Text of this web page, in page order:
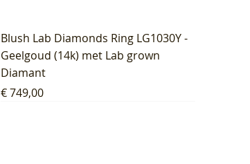
Blush Lab Diamonds Ring LG1030Y -
Geelgoud (14k) met Lab grown
Diamant
Prijs
€ 749,00